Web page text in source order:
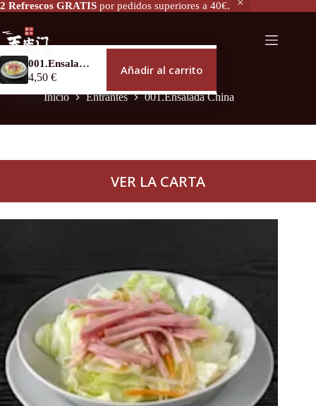
2 Refrescos GRATIS por pedidos superiores a 40€.
001.Ensalada China
4,50 € Añadir al carrito
Inicio Entrantes 001.Ensalada China
VER LA CARTA